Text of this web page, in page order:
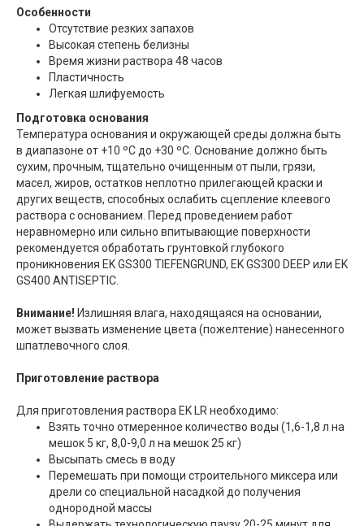
Особенности
Отсутствие резких запахов
Высокая степень белизны
Время жизни раствора 48 часов
Пластичность
Легкая шлифуемость
Подготовка основания
Температура основания и окружающей среды должна быть
в диапазоне от +10 ºС до +30 ºС. Основание должно быть
сухим, прочным, тщательно очищенным от пыли, грязи,
масел, жиров, остатков неплотно прилегающей краски и
других веществ, способных ослабить сцепление клеевого
раствора с основанием. Перед проведением работ
неравномерно или сильно впитывающие поверхности
рекомендуется обработать грунтовкой глубокого
проникновения EK GS300 TIEFENGRUND, EK GS300 DEEP или EK
GS400 ANTISEPTIC.
Внимание! Излишняя влага, находящаяся на основании,
может вызвать изменение цвета (пожелтение) нанесенного
шпатлевочного слоя.
Приготовление раствора
Для приготовления раствора EK LR необходимо:
Взять точно отмеренное количество воды (1,6-1,8 л на
мешок 5 кг, 8,0-9,0 л на мешок 25 кг)
Высыпать смесь в воду
Перемешать при помощи строительного миксера или
дрели со специальной насадкой до получения
однородной массы